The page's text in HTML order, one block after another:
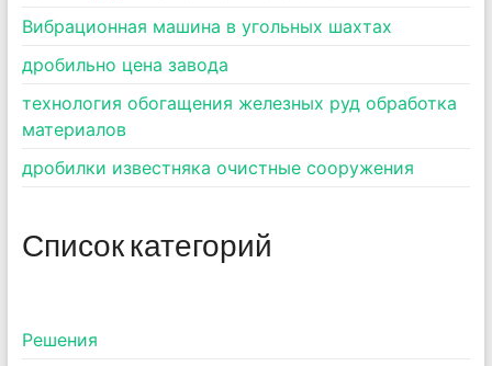
Вибрационная машина в угольных шахтах
дробильно цена завода
технология обогащения железных руд обработка
материалов
дробилки известняка очистные сооружения
Список категорий
Pешения